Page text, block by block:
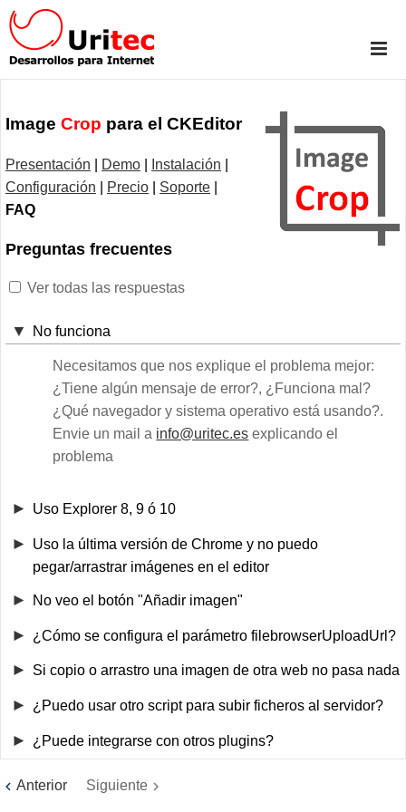
Image Crop para el CKEditor
Presentación Demo Instalación
Configuración
Precio Soporte
FAQ
Preguntas frecuentes
Ver todas las respuestas
No funciona
Necesitamos que nos explique el problema mejor:
¿Tiene algún mensaje de error?, ¿Funciona mal?
¿Qué navegador y sistema operativo está usando?.
Envie un mail a info@uritec.es explicando el
problema
Uso Explorer 8, 9 ó 10
Uso la última versión de Chrome y no puedo
pegar/arrastrar imágenes en el editor
No veo el botón "Añadir imagen"
¿Cómo se configura el parámetro filebrowserUploadUrl?
Si copio o arrastro una imagen de otra web no pasa nada
¿Puedo usar otro script para subir ficheros al servidor?
¿Puede integrarse con otros plugins?
Anterior Siguiente